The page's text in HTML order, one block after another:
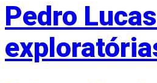
Pedro